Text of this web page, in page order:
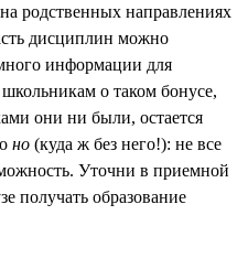
родственных направлениях
дисциплин можно
информации для
о таком бонусе,
они ни были, остается
но (куда ж без него!): не все
Уточни в приемной
получать образование